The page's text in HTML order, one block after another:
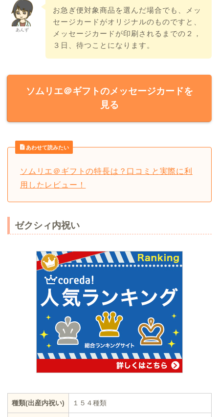
あんず
お急ぎ便対象商品を選んだ場合でも、メッ
セージカードがオリジナルのものですと、
メッセージカードが印刷されるまでの２，
３日、待つことになります。
ソムリエ＠ギフトのメッセージカードを
見る
あわせて読みたい
ソムリエ＠ギフトの特長は？口コミと実際に利
用したレビュー！
ゼクシィ内祝い
種類(出産内祝い) １５４種類